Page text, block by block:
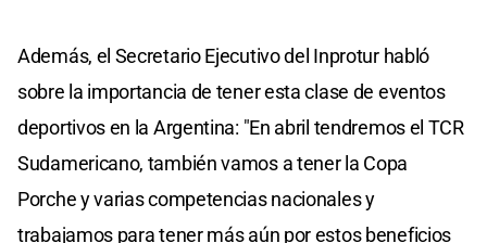
Además, el Secretario Ejecutivo del Inprotur habló
sobre la importancia de tener esta clase de eventos
deportivos en la Argentina: "En abril tendremos el TCR
Sudamericano, también vamos a tener la Copa
Porche y varias competencias nacionales y
trabajamos para tener más aún por estos beneficios